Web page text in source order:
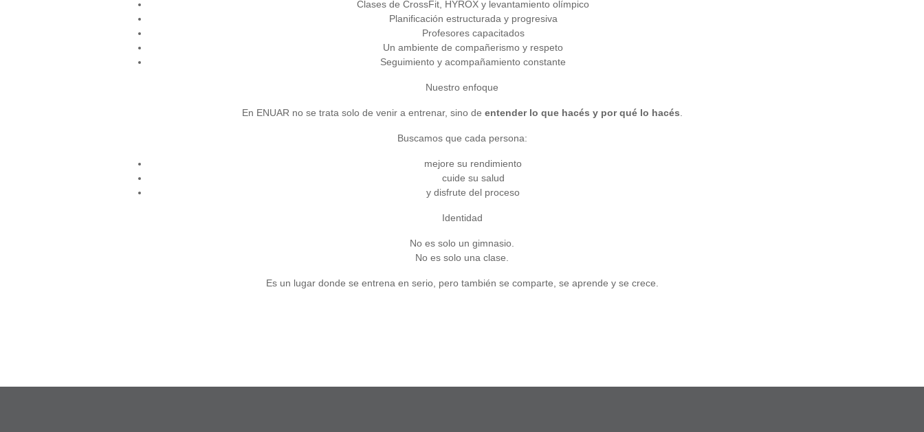
Clases de CrossFit, HYROX y levantamiento olímpico
Planificación estructurada y progresiva
Profesores capacitados
Un ambiente de compañerismo y respeto
Seguimiento y acompañamiento constante
Nuestro enfoque
En ENUAR no se trata solo de venir a entrenar, sino de entender lo que hacés y por qué lo hacés
Buscamos que cada persona:
mejore su rendimiento
cuide su salud
y disfrute del proceso
Identidad
No es solo un gimnasio.
No es solo una clase.
Es un lugar donde se entrena en serio, pero también se comparte, se aprende y se crece.